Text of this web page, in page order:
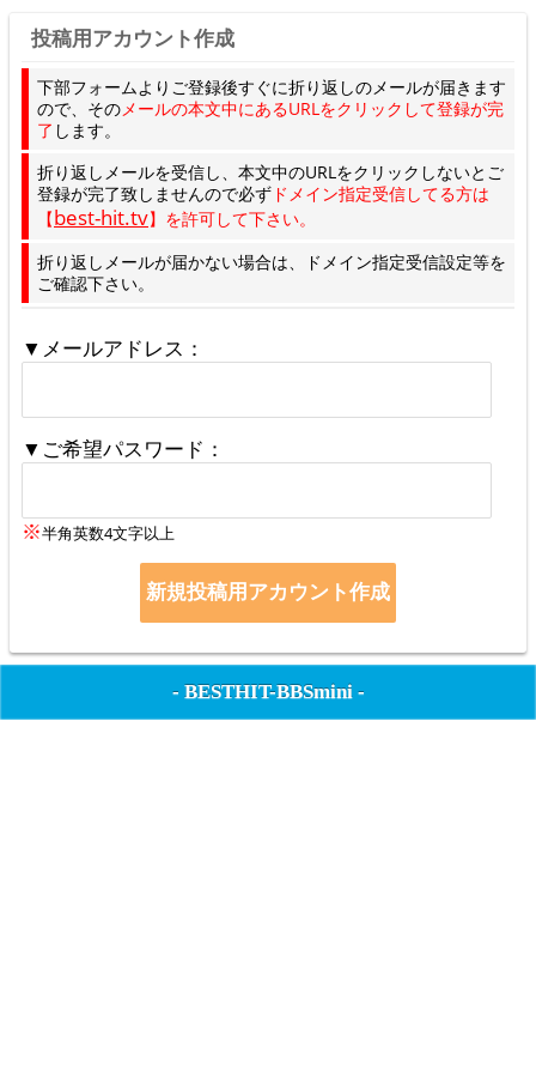
投稿用アカウント作成
下部フォームよりご登録後すぐに折り返しのメールが届きます
ので、そのメールの本文中にあるURLをクリックして登録が完
了 します。
折り返しメールを受信し、本文中のURLをクリックしないとご
登録が完了致しませんので必ず ドメイン指定受信してる方は
【best-hit.tv】を許可して下さい。
折り返しメールが届かない場合は、ドメイン指定受信設定等を
ご確認下さい。
▼メールアドレス：
▼ご希望パスワード：
※半角英数4文字以上
- BESTHIT-BBSmini-